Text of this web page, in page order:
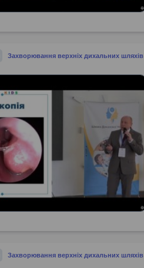
Захворювання верхніх дихальних шляхів
Захворювання верхніх дихальних шляхів